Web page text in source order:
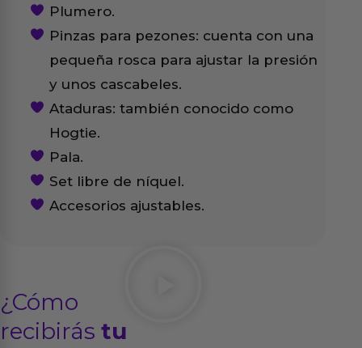
Plumero.
Pinzas para pezones: cuenta con una
pequeña rosca para ajustar la presión
y unos cascabeles.
Ataduras: también conocido como
Hogtie.
Pala.
Set libre de níquel.
Accesorios ajustables.
¿Cómo
recibirás tu